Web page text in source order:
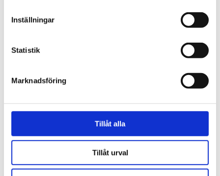
Inställningar
Statistik
Marknadsföring
Tillåt alla
Tillåt urval
Nigeriansk kvinna ville
Bibeln i 144 timmar